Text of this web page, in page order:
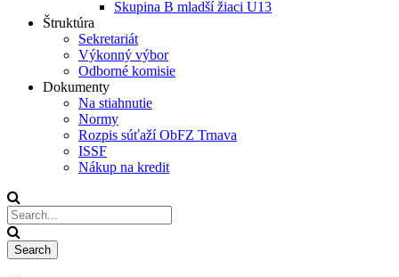
Skupina B mladší žiaci U13
Štruktúra
Sekretariát
Výkonný výbor
Odborné komisie
Dokumenty
Na stiahnutie
Normy
Rozpis súťaží ObFZ Trnava
ISSF
Nákup na kredit